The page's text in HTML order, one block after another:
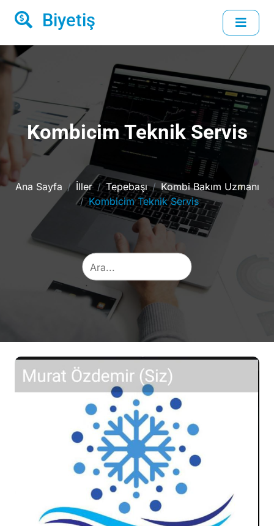
Biyetiş
Kombicim Teknik Servis
Ana Sayfa İller Tepebaşı
Kombi Bakım Uzmanı
Kombicim Teknik Servis